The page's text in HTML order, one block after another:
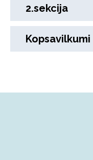
2.sekcija
Kopsavilkumi